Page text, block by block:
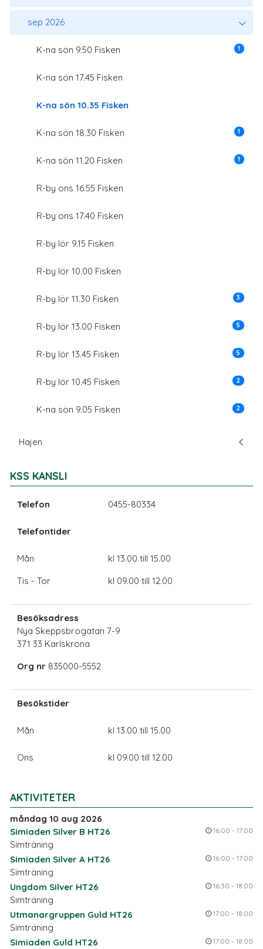
sep 2026
K-na sön 9.50 Fisken 1
K-na sön 17.45 Fisken
K-na sön 10.35 Fisken
K-na sön 18.30 Fisken 1
K-na sön 11.20 Fisken 1
R-by ons 16.55 Fisken
R-by ons 17.40 Fisken
R-by lör 9.15 Fisken
R-by lör 10.00 Fisken
R-by lör 11.30 Fisken 3
R-by lör 13.00 Fisken 5
R-by lör 13.45 Fisken 5
R-by lör 10.45 Fisken 2
K-na sön 9.05 Fisken 2
Hajen
KSS KANSLI
Telefon 0455-80334
Telefontider
Mån
Tis - Tor
kl 13.00 till 15.00
kl 09.00 till 12.00
Besöksadress
Nya Skeppsbrogatan 7-9
371 33 Karlskrona
Org nr 835000-5552
Besökstider
Mån kl 13.00 till 15.00
Ons kl 09.00 till 12.00
AKTIVITETER
måndag 10 aug 2026
Simiaden Silver B HT26
16:00 - 17:00
Simträning
Simiaden Silver A HT26
16:00 - 17:00
Simträning
Ungdom Silver HT26
16:30 - 18:00
Simträning
Utmanargruppen Guld HT26
17:00 - 18:00
Simträning
Simiaden Guld HT26
17:00 - 18:00